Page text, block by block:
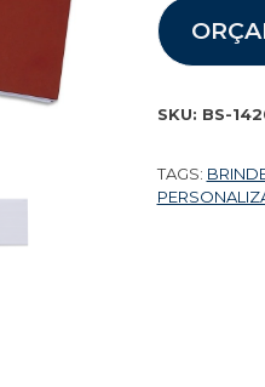
SKU: BS-
TAGS: